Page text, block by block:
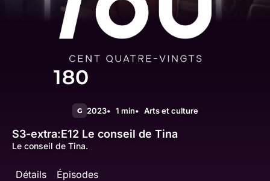
180
G 2023 1 min Arts et culture
S3-extra:E12 Le conseil de Tina
Le conseil de Tina.
Détails Épisodes